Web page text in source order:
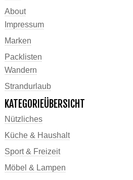
About
Impressum
Marken
Packlisten
Wandern
Strandurlaub
KATEGORIEÜBERSICHT
Nützliches
Küche & Haushalt
Sport & Freizeit
Möbel & Lampen